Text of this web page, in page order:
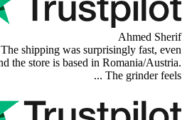
Excellent coffee grinder! The shipping
though I’m in Greece and the store is